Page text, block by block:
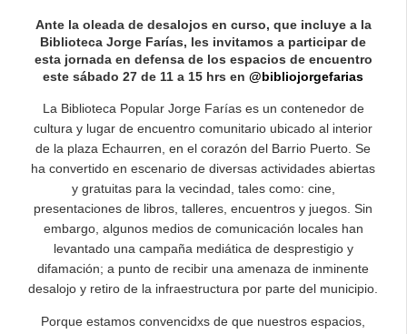
Ante la oleada de desalojos en curso, que incluye a la
Biblioteca Jorge Farías, les invitamos a participar de
esta jornada en defensa de los espacios de encuentro
este sábado 27 de 11 a 15 hrs en @bibliojorgefarias
La Biblioteca Popular Jorge Farías es un contenedor de
cultura y lugar de encuentro comunitario ubicado al interior
de la plaza Echaurren, en el corazón del Barrio Puerto. Se
ha convertido en escenario de diversas actividades abiertas
y gratuitas para la vecindad, tales como: cine,
presentaciones de libros, talleres, encuentros y juegos. Sin
embargo, algunos medios de comunicación locales han
levantado una campaña mediática de desprestigio y
difamación; a punto de recibir una amenaza de inminente
desalojo y retiro de la infraestructura por parte del municipio.
Porque estamos convencidxs de que nuestros espacios,